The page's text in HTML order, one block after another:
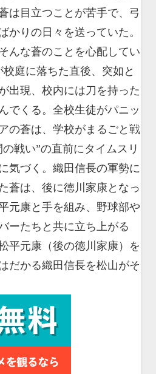
は目立つことが苦手で、弓
かりの日々を送っていた。
んな蒼のことを心配してい
庭に落ちた直後、突如と
出現、校内には刀を持った
でくる。全校生徒がパニッ
の蒼は、学校がまるごと戦
戦い”の直前にタイムスリ
気づく。織田信長の軍勢に
蒼は、後に徳川家康となっ
元康と手を組み、野球部や
ーたちと共に立ち上がる
元康（後の徳川家康）を
だかる織田信長を松山がそ